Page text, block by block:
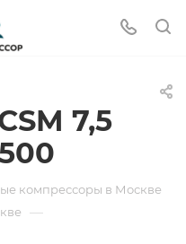
7,5
компрессоры в Москве
—